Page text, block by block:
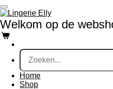
Ga
direct
naar
de
hoofdinhoud
Welkom op de
Home
Shop